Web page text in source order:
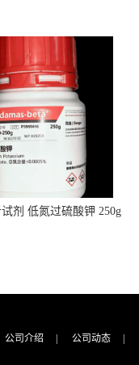
试剂 低氮过硫酸钾 250g
公司介绍 | 公司动态 |